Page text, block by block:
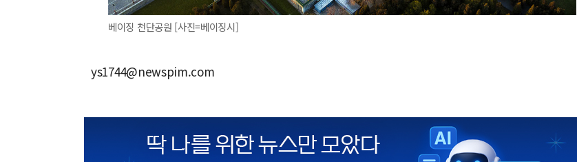
베이징 천단공원 [사진=베이징시]
ys1744@newspim.com